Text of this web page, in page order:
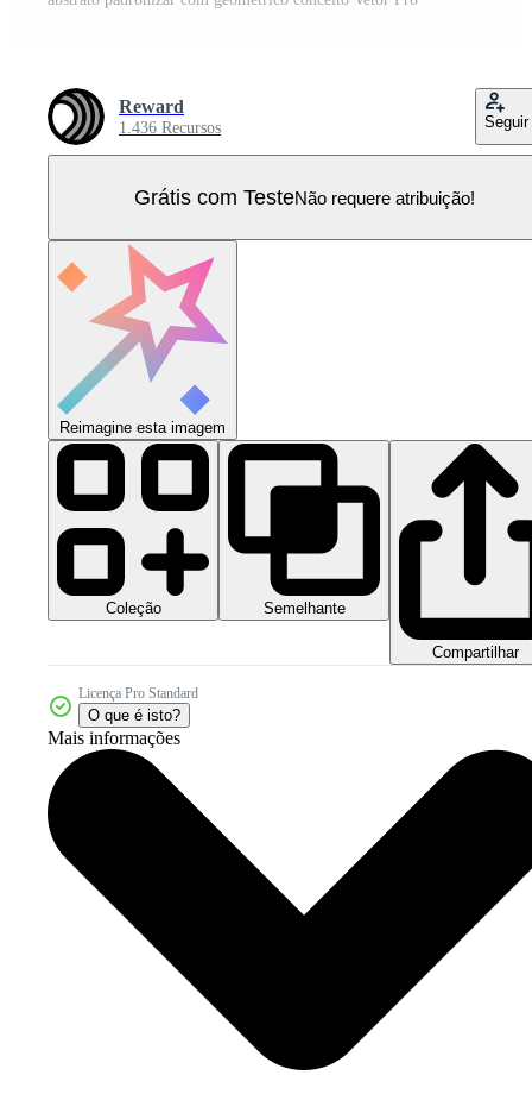
Reward
1.436 Recursos Seguir
Grátis com TesteNão requere atribuição!
Reimagine esta imagem
Coleção Semelhante
Compartilhar
Licença Pro Standard
O que é isto?
Mais informações